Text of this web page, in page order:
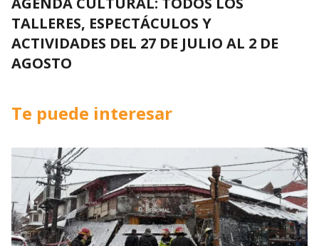
TALLERES, ESPECTÁCULOS Y
ACTIVIDADES DEL 27 DE JULIO AL 2 DE
AGOSTO
Te puede interesar